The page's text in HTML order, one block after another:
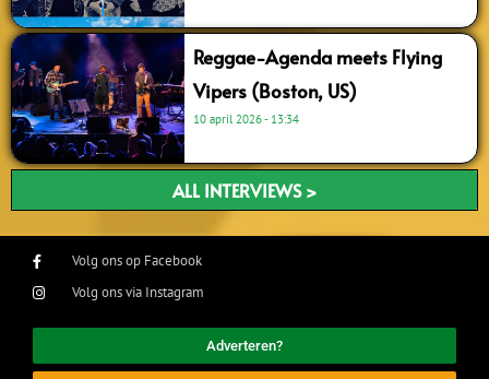
Reggae-Agenda meets Flying
Vipers (Boston, US)
10 april 2026 13:34
ALL INTERVIEWS >
Volg ons op Facebook
Volg ons via Instagram
Adverteren?